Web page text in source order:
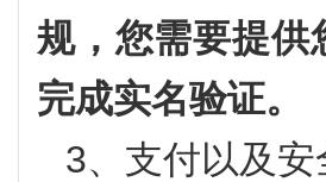
规，您需要提供
完成实名验证。
3、支付以及安